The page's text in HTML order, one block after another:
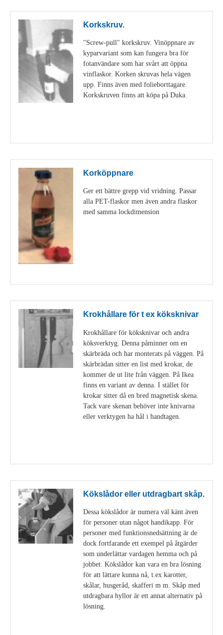
Korkskruv.
"Screw-pull" korkskruv. Vinöppnare av
kyparvariant som kan fungera bra för
fotanvändare som har svårt att öppna
vinflaskor. Korken skruvas hela vägen
upp. Finns även med folieborttagare.
Korkskruven finns att köpa på Duka.
Korköppnare
Ger ett bättre grepp vid vridning. Passar
alla PET-flaskor men även andra flaskor
med samma lockdimension
Krokhållare för t ex köksknivar
Krokhållare för köksknivar och andra
köksverktyg. Denna påminner om en
skärbräda och har monterats på väggen. På
skärbrädan sitter en list med krokar, de
kommer de ut lite från väggen. På Ikea
finns en variant av denna. I stället för
krokar sitter då en bred magnetisk skena.
Tack vare skenan behöver inte knivarna
eller verktygen ha hål i handtagen.
Kökslådor eller utdragbart skåp.
Dessa kökslådor är numera väl känt även
för personer utan något handikapp. För
personer med funktionsnedsättning är de
dock fortfarande ett exempel på åtgärder
som underlättar vardagen hemma och på
jobbet. Kökslådor kan vara en bra lösning
för att lättare kunna nå, t.ex karotter,
skålar, husgeråd, skafferi m m. Skåp med
utdragbara hyllor är ett annat alternativ på
lösning.